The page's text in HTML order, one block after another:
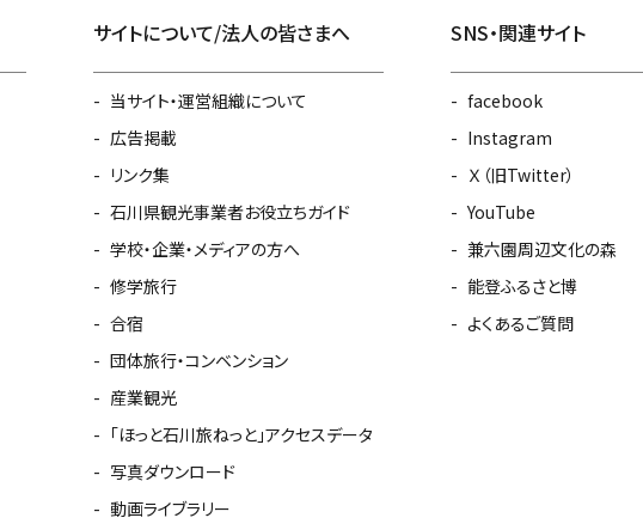
サイトについて/法人の皆さまへ
当サイト・運営組織について
広告掲載
リンク集
石川県観光事業者お役立ちガイド
学校・企業・メディアの方へ
修学旅行
合宿
団体旅行・コンベンション
産業観光
「ほっと石川旅ねっと」アクセスデータ
写真ダウンロード
動画ライブラリー
SNS・関連サイト
facebook
Instagram
Ｘ（旧Twitter）
YouTube
兼六園周辺文化の森
能登ふるさと博
よくあるご質問